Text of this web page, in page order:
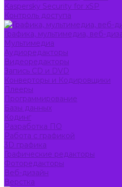
Kaspersky Security for xSP
Контроль доступа
Графика, мультимедиа, веб-
Мультимедиа
Аудиоредакторы
Видеоредакторы
Запись CD и DVD
Конверторы и Кодировщики
Плееры
Программирование
Базы данных
Кодинг
Разработка ПО
Работа с графикой
3D графика
Графические редакторы
Фоторедакторы
Веб-дизайн
Верстка